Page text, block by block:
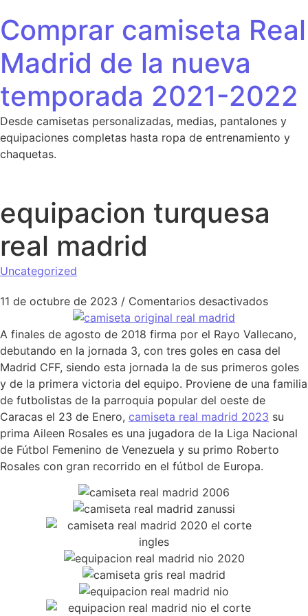
Comprar camiseta Real
Madrid de la nueva
temporada 2021-2022
Desde camisetas personalizadas, medias, pantalones y
equipaciones completas hasta ropa de entrenamiento y
chaquetas.
equipacion turquesa
real madrid
Uncategorized
11 de octubre de 2023 / Comentarios desactivadosen
A finales de agosto de 2018 firma por el Rayo Vallecano,
debutando en la jornada 3, con tres goles en casa del
Madrid CFF, siendo esta jornada la de sus primeros goles
y de la primera victoria del equipo. Proviene de una familia
de futbolistas de la parroquia popular del oeste de
Caracas el 23 de Enero, camiseta real madrid 2023 su
prima Aileen Rosales es una jugadora de la Liga Nacional
de Fútbol Femenino de Venezuela y su primo Roberto
Rosales con gran recorrido en el fútbol de Europa.